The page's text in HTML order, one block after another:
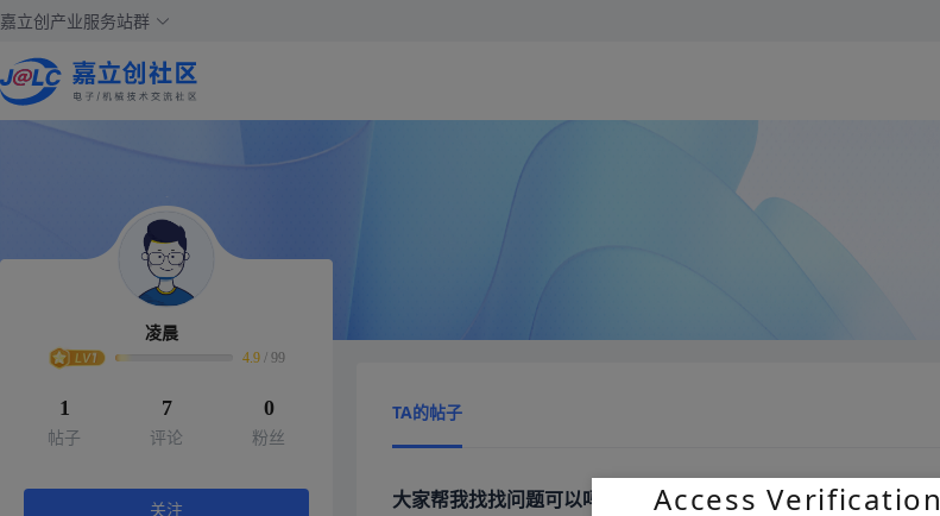
嘉立创产业服务站群
凌晨
4.9 / 99
1
帖子
7
评论
0
粉丝
关注
TA的帖子
大家帮我找找问题可以吗，刚刚学习，有很多不懂的地方
Access Verification